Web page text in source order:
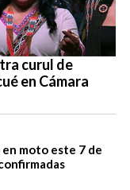
curul de
en Cámara
moto este 7 de